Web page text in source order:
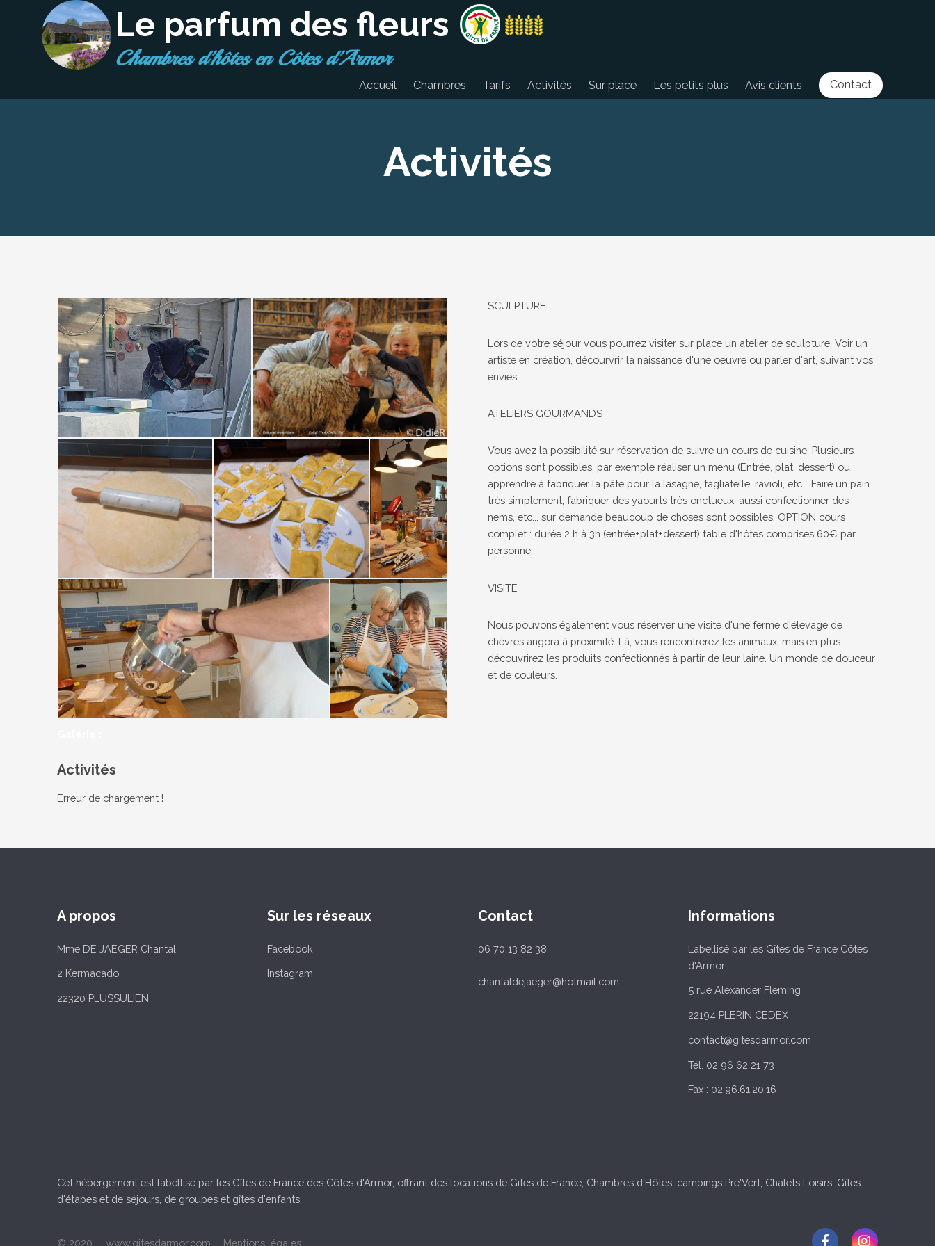
Le parfum des fleurs
chambres d'hôtes en Côtes d'Armor
Accueil Chambres Tarifs Activités Sur place Les petits plus Avis clients Contact
Activités
SCULPTURE
Lors de votre séjour vous pourrez visiter sur place un atelier de sculpture. Voir un
artiste en création, décourvrir la naissance d'une oeuvre ou parler d'art, suivant vos
envies.
ATELIERS GOURMANDS
Vous avez la possibilité sur réservation de suivre un cours de cuisine. Plusieurs
options sont possibles, par exemple réaliser un menu (Entrée, plat, dessert) ou
apprendre à fabriquer la pâte pour la lasagne, tagliatelle, ravioli, etc... Faire un pain
très simplement, fabriquer des yaourts très onctueux, aussi confectionner des
nems, etc... sur demande beaucoup de choses sont possibles. OPTION cours
complet : durée 2 h à 3h (entrée+plat+dessert) table d'hôtes comprises 60€ par
personne.
VISITE
Nous pouvons également vous réserver une visite d'une ferme d'élevage de
chèvres angora à proximité. Là, vous rencontrerez les animaux, mais en plus
découvrirez les produits confectionnés à partir de leur laine. Un monde de douceur
et de couleurs.
Activités
Erreur de chargement !
A propos
Mme DE JAEGER Chantal
2 Kermacado
22320 PLUSSULIEN
Sur les réseaux
Facebook
Instagram
Contact
06 70 13 82 38
chantaldejaeger@hotmail.com
Informations
Labellisé par les Gîtes de France Côtes
d'Armor
5 rue Alexander Fleming
22194 PLERIN CEDEX
contact@gitesdarmor.com
Tél. 02 96 62 21 73
Fax : 02.96.61.20.16
Cet hébergement est labellisé par les Gîtes de France des Côtes d'Armor, offrant des locations de Gites de France, Chambres d'Hôtes, campings Pré'Vert, Chalets Loisirs, Gîtes
d'étapes et de séjours, de groupes et gîtes d'enfants.
© 2020 www.gitesdarmor.com Mentions légales